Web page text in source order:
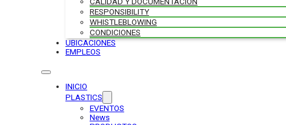
RESPONSIBILITY
WHISTLEBLOWING
CONDICIONES
UBICACIONES
EMPLEOS
INICIO
PLASTICS
EVENTOS
News